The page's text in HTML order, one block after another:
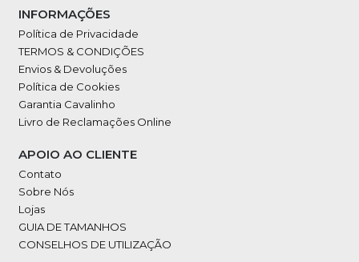
INFORMAÇÕES
Política de Privacidade
TERMOS & CONDIÇÕES
Envios & Devoluções
Política de Cookies
Garantia Cavalinho
Livro de Reclamações Online
APOIO AO CLIENTE
Contato
Sobre Nós
Lojas
GUIA DE TAMANHOS
CONSELHOS DE UTILIZAÇÃO